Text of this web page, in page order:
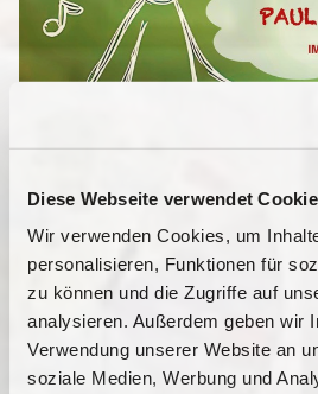
Diese Webseite verwendet
Wir verwenden Cookies, um
personalisieren, Funktionen für
zu können und die Zugriffe auf
analysieren. Außerdem geben wir
Verwendung unserer Website an
soziale Medien, Werbung und